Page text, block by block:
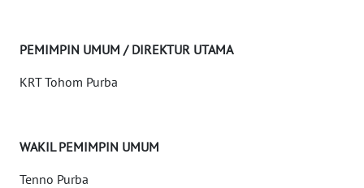
PEMIMPIN UMUM / DIREKTUR UTAMA
KRT Tohom Purba
WAKIL PEMIMPIN UMUM
Tenno Purba
BERITA
INFO
IKLAN